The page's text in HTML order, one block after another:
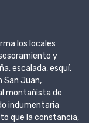
los locales
y
escalada, esquí,
San Juan,
montañista de
indumentaria
que la constancia,